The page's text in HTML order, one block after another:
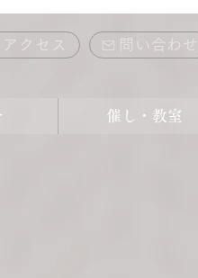
アクセス 問い合わせ
催し・教室